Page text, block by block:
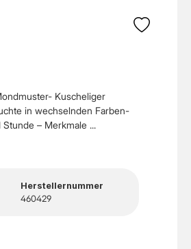
Kuscheliger
in wechselnden Farben-
– Merkmale ...
Herstellernummer
460429